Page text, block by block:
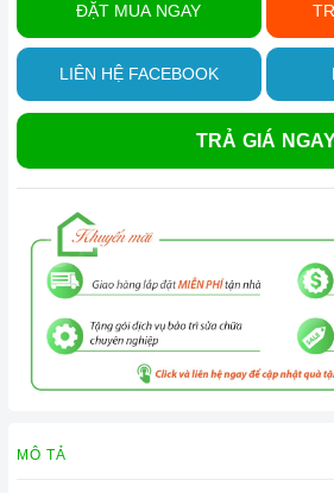
ĐẶT MUA NGAY
LIÊN HỆ FACEBOOK
TRẢ GIÁ
MÔ TẢ